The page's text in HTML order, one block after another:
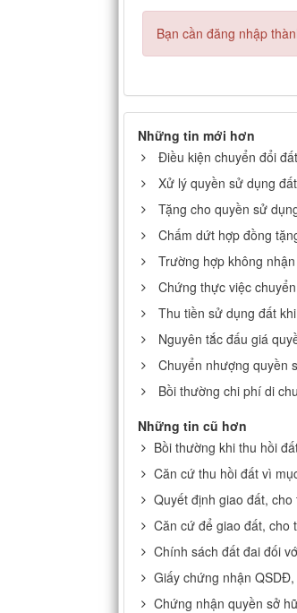
Bạn cần đăng nhập
Những tin mới hơn
Điều kiện chuyển đổi
Xử lý quyền sử dụng
Tặng cho quyền sử
Chấm dứt hợp đồng
Trường hợp không
Chứng thực việc
Thu tiền sử dụng đất
Nguyên tắc đấu giá
Chuyển nhượng quyền
Bồi thường chi phí di
Những tin cũ hơn
Bồi thường khi thu hồi
Căn cứ thu hồi đất vì
Quyết định giao đất,
Căn cứ để giao đất, cho
Chính sách đất đai đối
Giấy chứng nhận
Chứng nhận quyền sở